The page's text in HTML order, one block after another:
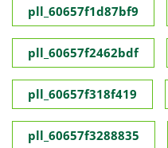
pll_60657f1d87bf9
pll_60657f2462bdf
pll_60657f318f419
pll_60657f3288835